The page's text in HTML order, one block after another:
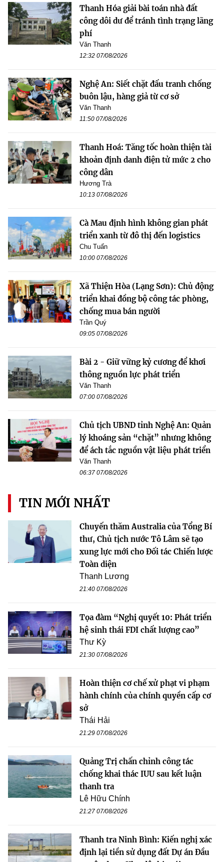
Thanh Hóa giải bài toán nhà đất
công dôi dư để tránh tình trạng lãng
phí
Văn Thanh
12:32 07/08/2026
Nghệ An: Siết chặt đấu tranh chống
buôn lậu, hàng giả từ cơ sở
Văn Thanh
11:50 07/08/2026
Thanh Hoá: Tăng tốc hoàn thiện tài
khoản định danh điện tử mức 2 cho
công dân
Hương Trà
10:13 07/08/2026
Cà Mau định hình không gian phát
triển xanh từ đô thị đến logistics
Chu Tuấn
10:00 07/08/2026
Xã Thiện Hòa (Lạng Sơn): Chủ động
triển khai đồng bộ công tác phòng,
chống mua bán người
Trần Quý
09:05 07/08/2026
Bài 2 - Giữ vững kỷ cương để khơi
thông nguồn lực phát triển
Văn Thanh
07:00 07/08/2026
Chủ tịch UBND tỉnh Nghệ An: Quản
lý khoáng sản “chặt” nhưng không
để ách tắc nguồn vật liệu phát triển
Văn Thanh
06:37 07/08/2026
TIN MỚI NHẤT
Chuyến thăm Australia của Tổng Bí
thư, Chủ tịch nước Tô Lâm sẽ tạo
xung lực mới cho Đối tác Chiến lược
Toàn diện
Thanh Lương
21:40 07/08/2026
Tọa đàm “Nghị quyết 10: Phát triển
hệ sinh thái FDI chất lượng cao”
Thư Kỳ
21:30 07/08/2026
Hoàn thiện cơ chế xử phạt vi phạm
hành chính của chính quyền cấp cơ
sở
Thái Hải
21:29 07/08/2026
Quảng Trị chấn chỉnh công tác
chống khai thác IUU sau kết luận
thanh tra
Lê Hữu Chính
21:27 07/08/2026
Thanh tra Ninh Bình: Kiến nghị xác
định lại tiền sử dụng đất Dự án Đầu